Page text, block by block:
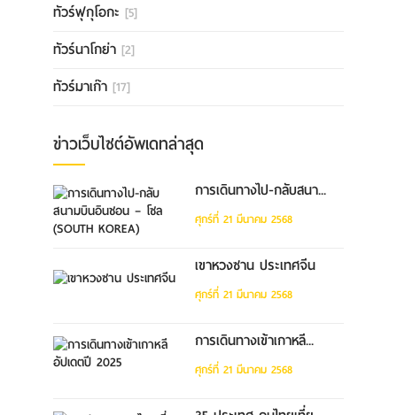
ทัวร์ฟุกุโอกะ [5]
ทัวร์นาโกย่า [2]
ทัวร์มาเก๊า [17]
ข่าวเว็บไซต์อัพเดทล่าสุด
การเดินทางไป-กลับสนา...
ศุกร์ที่ 21 มีนาคม 2568
เขาหวงซาน ประเทศจีน
ศุกร์ที่ 21 มีนาคม 2568
การเดินทางเข้าเกาหลี...
ศุกร์ที่ 21 มีนาคม 2568